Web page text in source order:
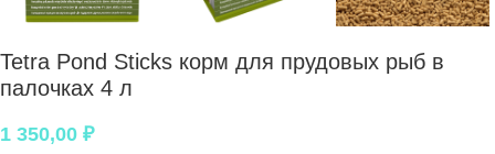
Tetra Pond Sticks корм для прудовых рыб в
палочках 4 л
1 350,00 ₽